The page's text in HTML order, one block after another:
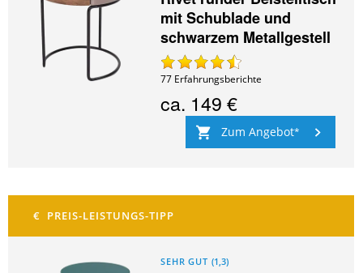
mit Schublade und
schwarzem Metallgestell
77 Erfahrungsberichte
ca. 149 €
Zum Angebot
SEHR GUT (1,3)